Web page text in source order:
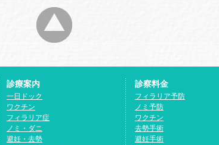
診療案内
一日ドック
ワクチン
フィラリア症
ノミ・ダニ
避妊・去勢
診察料金
フィラリア予防
ノミ予防
ワクチン
去勢手術
避妊手術